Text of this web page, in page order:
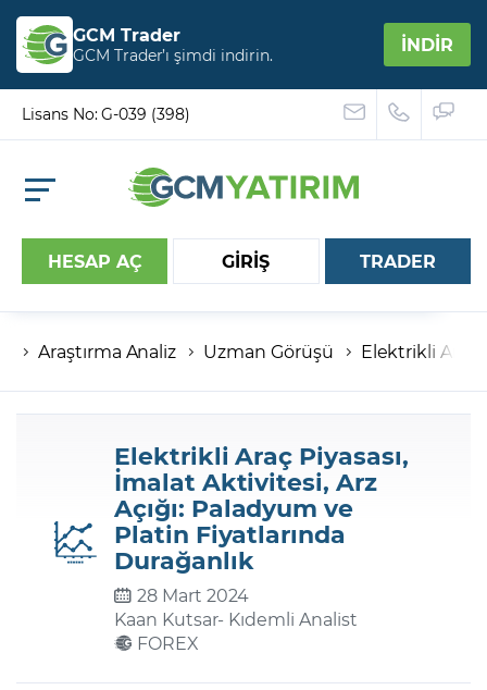
GCM Trader
GCM Trader’ı şimdi indirin. İNDİR
Lisans No: G-039 (398)
HESAP AÇ GİRİŞ
Hesap numaranız
Şifreniz
Şifremi Unuttum
TRADER
Araştırma Analiz Uzman Görüşü Elektrikli Araç
Elektrikli Araç Piyasası,
İmalat Aktivitesi, Arz
Açığı: Paladyum ve
Platin Fiyatlarında
Durağanlık
28 Mart 2024
Kaan Kutsar- Kıdemli Analist
FOREX